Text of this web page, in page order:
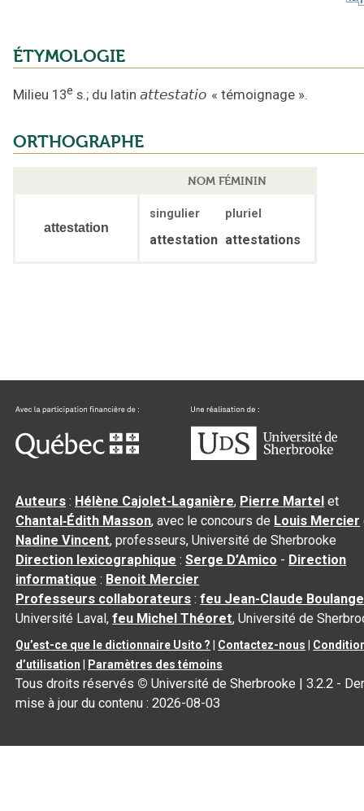
ÉTYMOLOGIE
Milieu 13e s.; du latin attestatio « témoignage ».
ORTHOGRAPHE
NOM FÉMININ
attestation
singulier pluriel
attestation attestations
Auteurs : Hélène Cajolet-Laganière, Pierre Martel et
Chantal‑Édith Masson, avec le concours de Louis Mercier
Nadine Vincent, professeurs, Université de Sherbrooke
Direction lexicographique :Serge D’Amico - Direction
informatique : Benoit Mercier
Professeurs collaborateurs :feu Jean-Claude
Université Laval,feu Michel Théoret, Université de
Qu’est-ce que le dictionnaire Usito ? Contactez-nous
d’utilisation
Paramètres des témoins
Tous droits réservés © Université de Sherbrooke |3.2.2 -
mise à jour du contenu :2026-08-03